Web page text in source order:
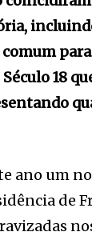
18
ano um
de
nos